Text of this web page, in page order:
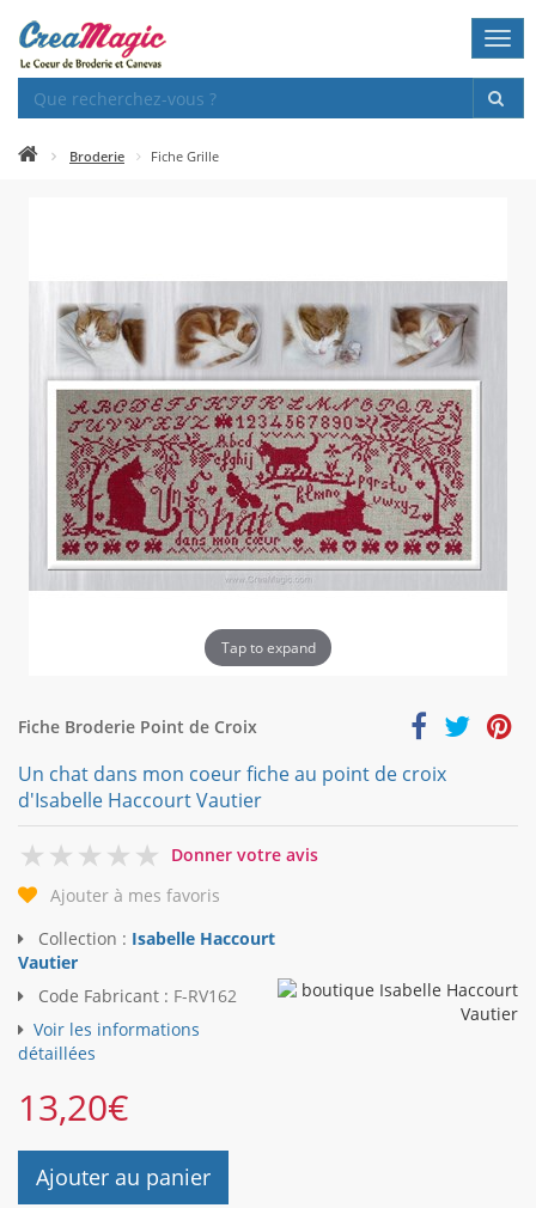
Broderie Fiche Grille
Tap to expand
Fiche Broderie Point de Croix
Un chat dans mon coeur fiche au point de croix
d'Isabelle Haccourt Vautier
0
Donner votre avis
Ajouter à mes favoris
Collection : Isabelle Haccourt
Vautier
Code Fabricant : F-RV162
Voir les informations
détaillées
13,20€
Ajouter au panier